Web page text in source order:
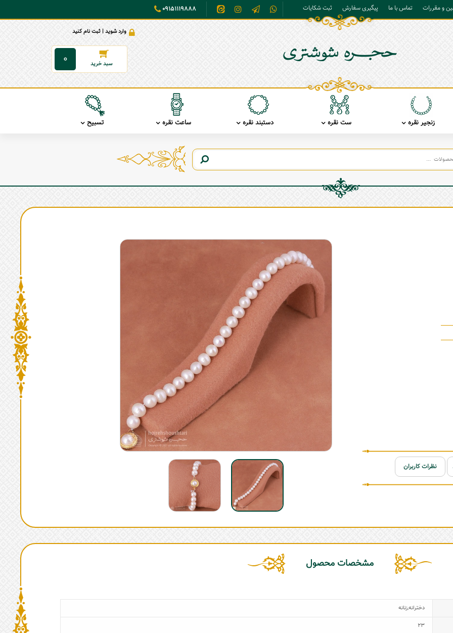
و مقررات تماس با ما پیگیری سفارش ثبت شکایات 09151119888
وارد شوید | ثبت نام کنید
0
زنجیر نقره ست نقره دستبند نقره ساعت نقره تسبیح
نظرات کاربران
مشخصات محصول
دخترانه,زنانه
23